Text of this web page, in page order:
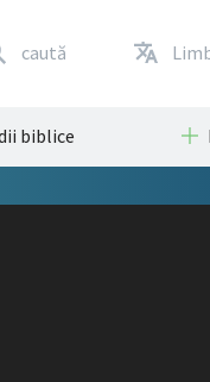
caută
biblice